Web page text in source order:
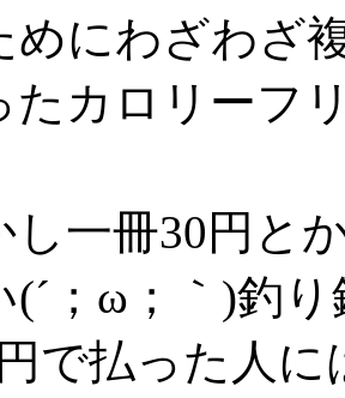
めにわざわざ
たカロリーフ
一冊30円と
(´；ω；｀)釣
円で払った人